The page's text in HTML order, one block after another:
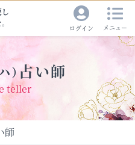
メニュー
ログイン
）占い師
teller
師